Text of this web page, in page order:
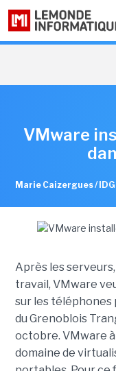
VMware
Marie Caizergues /
Après les
travail, VMware
sur les téléphones
du Grenoblois
octobre. VMware
domaine de